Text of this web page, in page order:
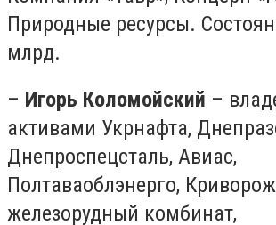
Природные ресурсы.
млрд.
– Игорь Коломойский –
активами Укрнафта,
Днепроспецсталь, Авиас,
Полтаваоблэнерго,
железорудный комбинат,